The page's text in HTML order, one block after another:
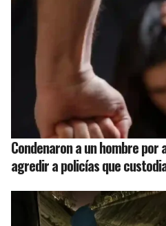
Condenaron a un hombre
agredir a policías que